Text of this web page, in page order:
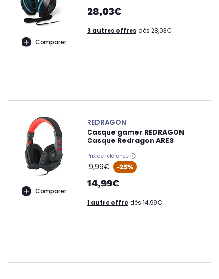
Comparer
28,03€
3 autres offres dès 28,03€
Comparer
REDRAGON
Casque gamer REDRAGON
Casque Redragon ARES
Prix de référence
oldPrice
19,99€ -25%
14,99€
1 autre offre dès 14,99€